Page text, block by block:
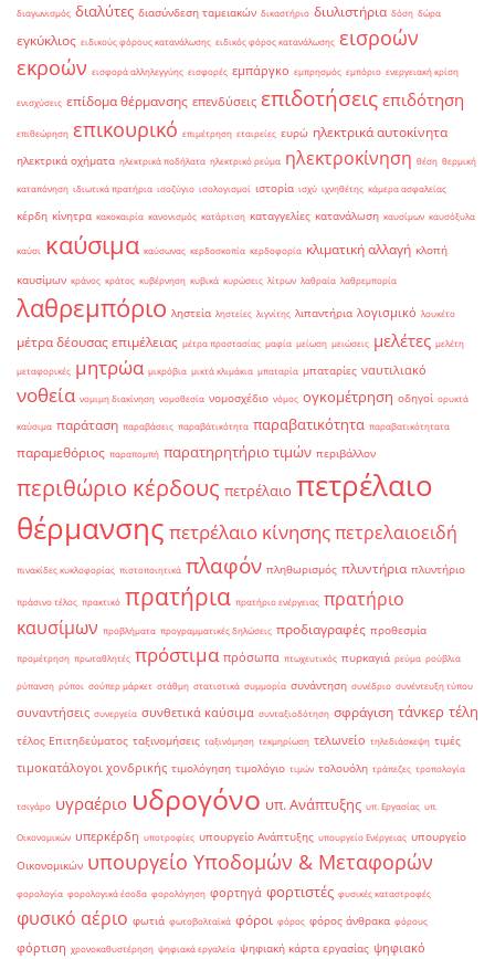
διαγωνισμός διαλύτες διασύνδεση ταμειακών δικαστήριο διυλιστήρια δόση δώρα
εγκύκλιος ειδικούς φόρους κατανάλωσης ειδικός φόρος κατανάλωσης εισροών
εκροών εισφορά αλληλεγγύης εισφορές εμπάργκο εμπρησμός εμπόριο ενεργειακή κρίση
ενισχύσεις επίδομα θέρμανσης επενδύσεις επιδοτήσεις επιδότηση
επιθεώρηση επικουρικό επιμέτρηση εταιρείες ευρώ ηλεκτρικά αυτοκίνητα
ηλεκτρικά οχήματα ηλεκτρικά ποδήλατα ηλεκτρικό ρεύμα ηλεκτροκίνηση θέση θερμική
καταπόνηση ιδιωτικά πρατήρια ισοζύγιο ισολογισμοί ιστορία ισχύ ιχνηθέτης κάμερα ασφαλείας
κέρδη κίνητρα κακοκαιρία κανονισμός κατάρτιση καταγγελίες κατανάλωση καυσίμων καυσόξυλα
καύσι καύσιμα καύσωνας κερδοσκοπία κερδοφορία κλιματική αλλαγή κλοπή
καυσίμων κράνος κράτος κυβέρνηση κυβικά κυρώσεις λίτρων λαθραία λαθρεμπορία
λαθρεμπόριο ληστεία ληστείες λιγνίτης λιπαντήρια λογισμικό λουκέτο
μέτρα δέουσας επιμέλειας μέτρα προστασίας μαφία μείωση μειώσεις μελέτες μελέτη
μεταφορικές μητρώα μικρόβια μικτά κλιμάκια μπαταρία μπαταρίες ναυτιλιακό
νοθεία νομιμη διακίνηση νομοθεσία νομοσχέδιο νόμος ογκομέτρηση οδηγοί ορυκτά
καύσιμα παράταση παραβάσεις παραβάτικότητα παραβατικότητα παραβατικότητατα
παραμεθόριος παραπομπή παρατηρητήριο τιμών περιβάλλον
περιθώριο κέρδους πετρέλαιο πετρέλαιο
θέρμανσης πετρέλαιο κίνησηςπετρελαιοειδή
πινακίδες κυκλοφορίας πιστοποιητικά πλαφόν πληθωρισμός πλυντήρια πλυντήριο
πράσινο τέλος πρακτικό πρατήρια πρατήριο ενέργειας πρατήριο
καυσίμων προβλήματα προγραμματικές δηλώσεις προδιαγραφές προθεσμία
προμέτρηση πρωταθλητές πρόστιμα πρόσωπα πτωχευτικός πυρκαγιά ρεύμα ρούβλια
ρύπανση ρύποι σούπερ μάρκετ στάθμη στατιστικά συμμορία συνάντηση συνέδριο συνέντευξη τύπου
συναντήσεις συνεργεία συνθετικά καύσιμα συνταξιοδότηση σφράγιση τάνκερ τέλη
τέλος Επιτηδεύματος ταξινομήσεις ταξινόμηση τεκμηρίωση τελωνείο τηλεδιάσκεψη τιμές
τιμοκατάλογοι χονδρικής τιμολόγηση τιμολόγιο τιμών τολουόλη τράπεζες τροπολογία
τσιγάρο υγραέριο υδρογόνο υπ. Ανάπτυξης υπ. Εργασίας υπ.
Οικονομικών υπερκέρδη υποτροφίες υπουργείο Ανάπτυξης υπουργείο Ενέργειας υπουργείο
Οικονομικών υπουργείο Υποδομών & Μεταφορών
φορολογία φορολογικά έσοδα φορολόγηση φορτηγά φορτιστές φυσικές καταστροφές
φυσικό αέριο φωτιά φωτοβολταϊκά φόροι φόρος φόρος άνθρακα φόρους
φόρτιση χρονοκαθυστέρηση ψηφιακά εργαλεία ψηφιακή κάρτα εργασίας ψηφιακό